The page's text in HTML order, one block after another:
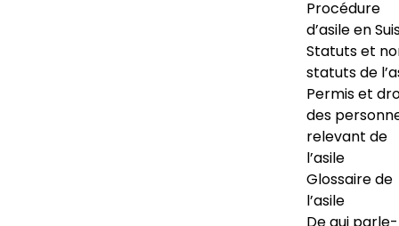
Procédure
d’asile en
Statuts et
statuts de
Permis et
des
relevant de
l’asile
Glossaire de
l’asile